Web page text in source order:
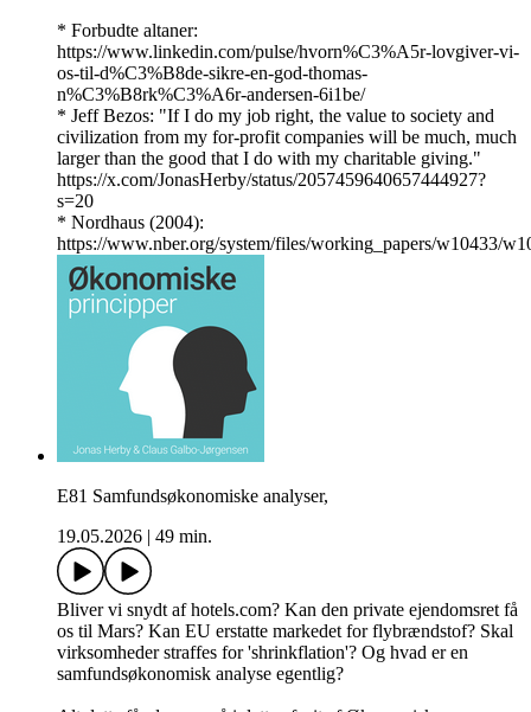
* Forbudte altaner:
https://www.linkedin.com/pulse/hvorn%C3%A5r-lovgiver-vi-
os-til-d%C3%B8de-sikre-en-god-thomas-
n%C3%B8rk%C3%A6r-andersen-6i1be/
* Jeff Bezos: "If I do my job right, the value to society and
civilization from my for-profit companies will be much, much
larger than the good that I do with my charitable giving."
https://x.com/JonasHerby/status/2057459640657444927?
s=20
* Nordhaus (2004):
https://www.nber.org/system/files/working_papers/w10433/
E81 Samfundsøkonomiske analyser,
19.05.2026
49 min.
Bliver vi snydt af hotels.com? Kan den private ejendomsret få
os til Mars? Kan EU erstatte markedet for flybrændstof? Skal
virksomheder straffes for 'shrinkflation'? Og hvad er en
samfundsøkonomisk analyse egentlig?